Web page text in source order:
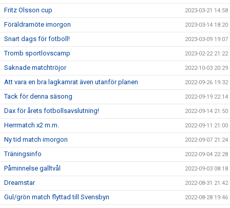
Fritz Olsson cup 2023-03-21 14:58
Föräldramöte imorgon 2023-03-14 18:20
Snart dags för fotboll! 2023-03-09 19:07
Tromb sportlovscamp 2023-02-22 21:22
Saknade matchtröjor 2022-10-03 20:29
Att vara en bra lagkamrat även utanför planen 2022-09-26 19:32
Tack för denna säsong 2022-09-19 22:14
Dax för årets fotbollsavslutning! 2022-09-14 21:50
Herrmatch x2 m.m. 2022-09-11 21:00
Ny tid match imorgon 2022-09-07 21:24
Träningsinfo 2022-09-04 22:28
Påminnelse galltvål 2022-09-03 08:18
Dreamstar 2022-08-31 21:42
Gul/grön match flyttad till Svensbyn 2022-08-28 19:46